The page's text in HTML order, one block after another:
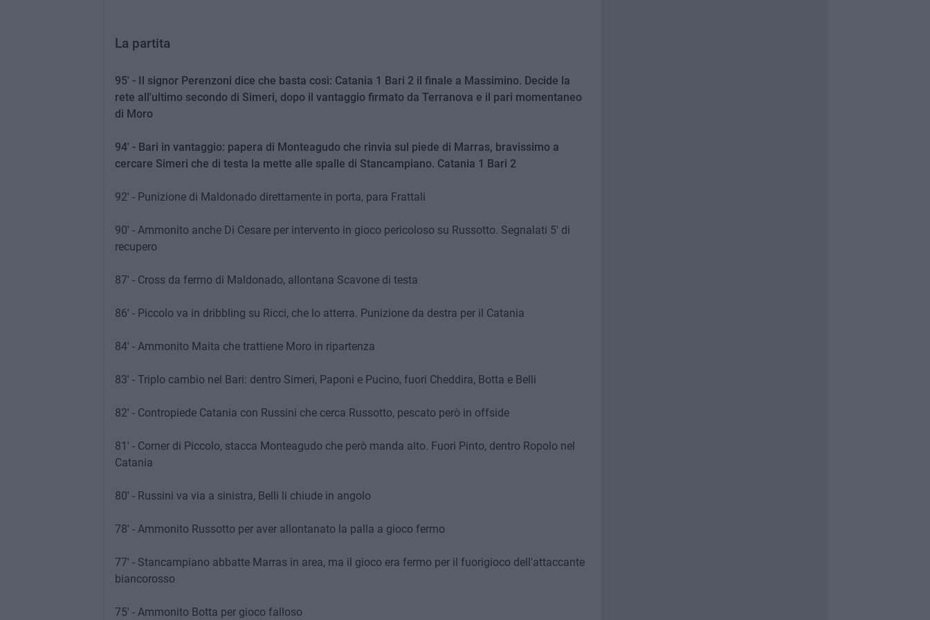
La partita
95' - Il signor Perenzoni dice che basta così: Catania 1 Bari 2 il finale a Massimino. Decide la
rete all'ultimo secondo di Simeri, dopo il vantaggio firmato da Terranova e il pari momentaneo
di Moro
94' - Bari in vantaggio: papera di Monteagudo che rinvia sul piede di Marras, bravissimo a
cercare Simeri che di testa la mette alle spalle di Stancampiano. Catania 1 Bari 2
92' - Punizione di Maldonado direttamente in porta, para Frattali
90' - Ammonito anche Di Cesare per intervento in gioco pericoloso su Russotto. Segnalati 5' di
recupero
87' - Cross da fermo di Maldonado, allontana Scavone di testa
86' - Piccolo va in dribbling su Ricci, che lo atterra. Punizione da destra per il Catania
84' - Ammonito Maita che trattiene Moro in ripartenza
83' - Triplo cambio nel Bari: dentro Simeri, Paponi e Pucino, fuori Cheddira, Botta e Belli
82' - Contropiede Catania con Russini che cerca Russotto, pescato però in offside
81' - Corner di Piccolo, stacca Monteagudo che però manda alto. Fuori Pinto, dentro Ropolo nel
Catania
80' - Russini va via a sinistra, Belli li chiude in angolo
78' - Ammonito Russotto per aver allontanato la palla a gioco fermo
77' - Stancampiano abbatte Marras in area, ma il gioco era fermo per il fuorigioco dell'attaccante
biancorosso
75' - Ammonito Botta per gioco falloso